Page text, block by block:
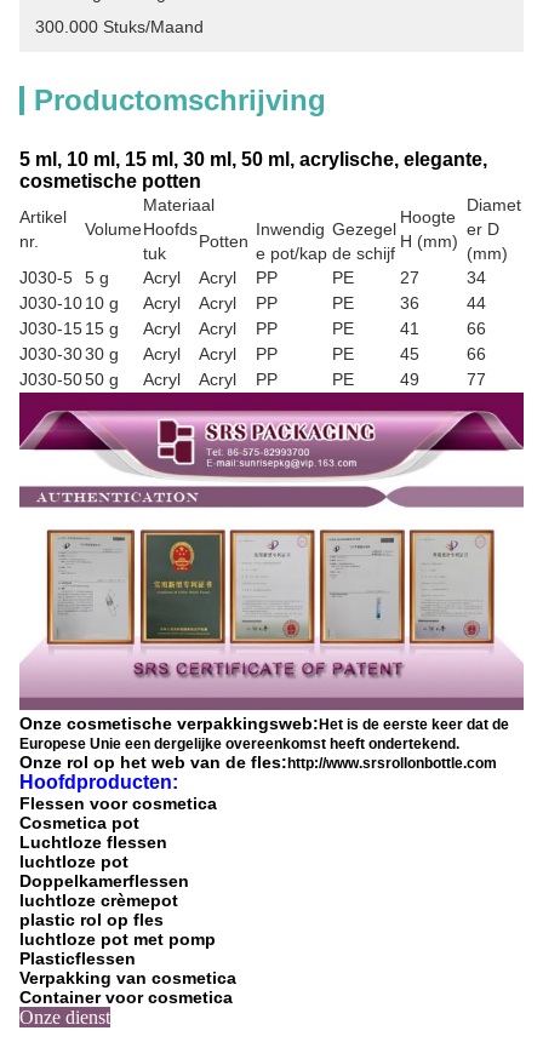
300.000 Stuks/maand
Productomschrijving
5 ml, 10 ml, 15 ml, 30 ml, 50 ml, acrylische, elegante,
cosmetische potten
Artikel
nr.
Volume
Materiaal
Hoogte
H (mm)
Diamet
er D
(mm)
Hoofds
tuk
Potten
Inwendig
e pot/kap
Gezegel
de schijf
J030-5
5 g Acryl Acryl PP PE 27
34
J030-1010 g Acryl Acryl PP PE 36
44
J030-1515 g Acryl Acryl PP PE 41
66
J030-3030 g Acryl Acryl PP PE 45
66
J030-5050 g Acryl Acryl PP PE 49 77
Onze cosmetische verpakkingsweb: Het is de eerste keer dat de
Europese Unie een dergelijke overeenkomst heeft ondertekend.
Onze rol op het web van de fles: http://www.srsrollonbottle.com
Hoofdproducten:
Flessen voor cosmetica
Cosmetica pot
Luchtloze flessen
luchtloze pot
Doppelkamerflessen
luchtloze crèmepot
plastic rol op fles
luchtloze pot met pomp
Plasticflessen
Verpakking van cosmetica
Container voor cosmetica
Onze dienst